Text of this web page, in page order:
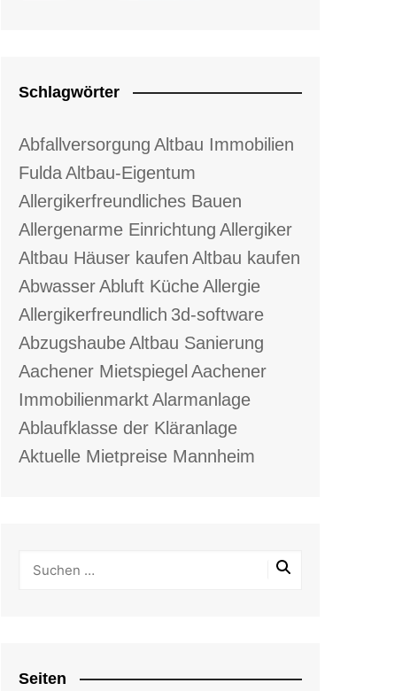
Schlagwörter
Abfallversorgung Altbau Immobilien
FuldaAltbau-Eigentum
Allergikerfreundliches Bauen
Allergenarme Einrichtung Allergiker
Altbau Häuser kaufen Altbau kaufen
AbwasserAbluft KücheAllergie
Allergikerfreundlich 3d-software
AbzugshaubeAltbau Sanierung
Aachener Mietspiegel Aachener
ImmobilienmarktAlarmanlage
Ablaufklasse der Kläranlage
Aktuelle Mietpreise Mannheim
Seiten